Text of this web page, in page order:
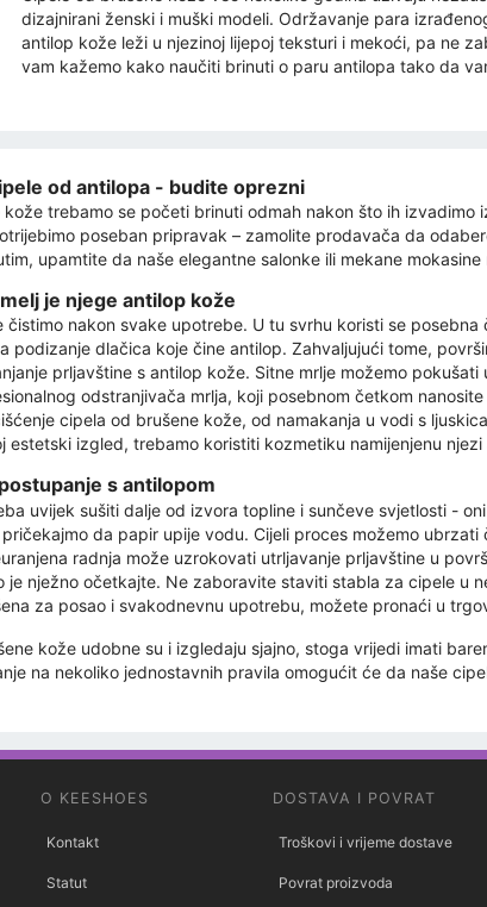
dizajnirani ženski i muški modeli. Održavanje para
antilop kože leži u njezinoj lijepoj teksturi i mekoći, pa ne
vam kažemo kako naučiti brinuti o paru antilopa tako da
od antilopa - budite oprezni
trebamo se početi brinuti odmah nakon što ih
poseban pripravak – zamolite prodavača da
upamtite da naše elegantne salonke ili mekane
je njege antilop kože
čistimo nakon svake upotrebe. U tu svrhu koristi se
podizanje dlačica koje čine antilop. Zahvaljujući tome,
prljavštine s antilop kože. Sitne mrlje možemo
odstranjivača mrlja, koji posebnom četkom
cipela od brušene kože, od namakanja u vodi s
estetski izgled, trebamo koristiti kozmetiku namijenjenu
s antilopom
uvijek sušiti dalje od izvora topline i sunčeve svjetlosti -
da papir upije vodu. Cijeli proces možemo
radnja može uzrokovati utrljavanje prljavštine u
je nježno očetkajte. Ne zaboravite staviti stabla za cipele
za posao i svakodnevnu upotrebu, možete pronaći u
kože udobne su i izgledaju sjajno, stoga vrijedi imati
na nekoliko jednostavnih pravila omogućit će da naše
O KEESHOES
Kontakt
Statut
DOSTAVA I POVRAT
Troškovi i vrijeme dostave
Povrat proizvoda